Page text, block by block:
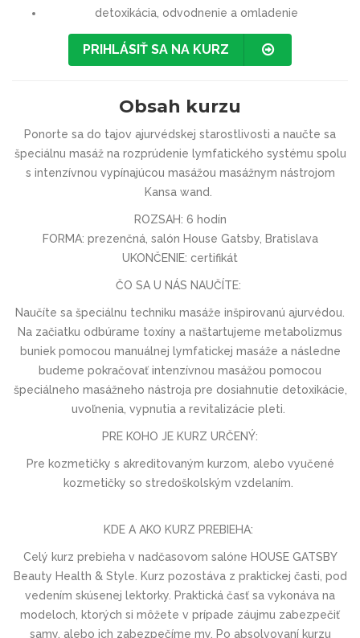
detoxikácia, odvodnenie a omladenie
PRIHLÁSIŤ SA NA KURZ
Obsah kurzu
Ponorte sa do tajov ajurvédskej starostlivosti a naučte sa
špeciálnu masáž na rozprúdenie lymfatického systému spolu
s intenzívnou vypínajúcou masážou masážnym nástrojom
Kansa wand.
ROZSAH: 6 hodín
FORMA: prezenčná, salón House Gatsby, Bratislava
UKONČENIE: certifikát
ČO SA U NÁS NAUČÍTE:
Naučíte sa špeciálnu techniku masáže inšpirovanú ajurvédou.
Na začiatku odbúrame toxíny a naštartujeme metabolizmus
buniek pomocou manuálnej lymfatickej masáže a následne
budeme pokračovať intenzívnou masážou pomocou
špeciálneho masážneho nástroja pre dosiahnutie detoxikácie,
uvoľnenia, vypnutia a revitalizácie pleti.
PRE KOHO JE KURZ URČENÝ:
Pre kozmetičky s akreditovaným kurzom, alebo vyučené
kozmetičky so stredoškolským vzdelaním.
KDE A AKO KURZ PREBIEHA:
Celý kurz prebieha v nadčasovom salóne HOUSE GATSBY
Beauty Health & Style. Kurz pozostáva z praktickej časti, pod
vedením skúsenej lektorky. Praktická časť sa vykonáva na
modeloch, ktorých si môžete v prípade záujmu zabezpečiť
samy, alebo ich zabezpečíme my. Po absolvovaní kurzu